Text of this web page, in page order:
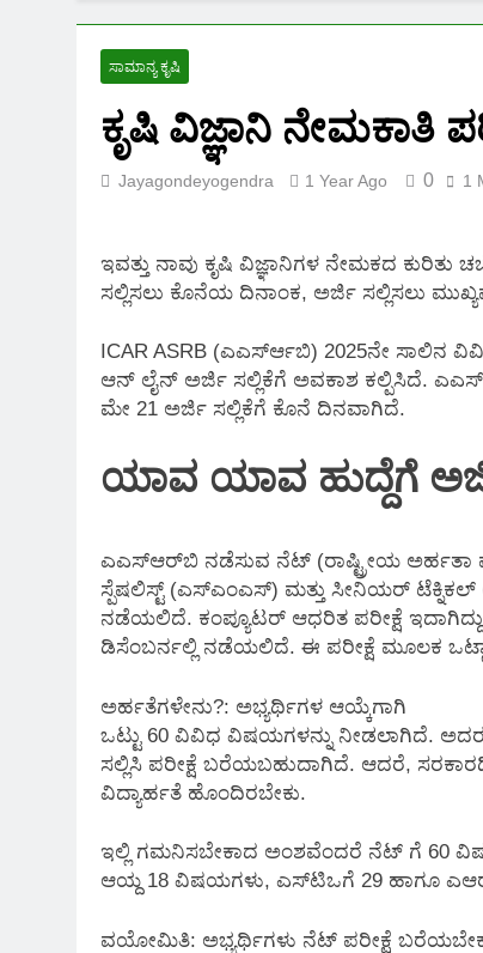
ಜಾತಿ,
2
ಸಾಮಾನ್ಯ ಕೃಷಿ
ಕೃಷಿ ವಿಜ್ಞಾನಿ ನೇಮಕಾತಿ
Jayagondeyogendra 1 Year Ago 0 1
ಇವತ್ತು ನಾವು ಕೃಷಿ ವಿಜ್ಞಾನಿಗಳ ನೇಮಕದ
ಸಲ್ಲಿಸಲು ಕೊನೆಯ ದಿನಾಂಕ, ಅರ್ಜಿ ಸಲ್ಲಿಸಲು
ICAR ASRB (ಎಎಸ್‌ರ್ಆಬಿ) 2025ನೇ ಸಾಲಿನ
ಆನ್‌ ಲೈನ್ ಅರ್ಜಿ ಸಲ್ಲಿಕೆಗೆ ಅವಕಾಶ ಕಲ್ಪಿಸಿದೆ.
ಮೇ 21 ಅರ್ಜಿ ಸಲ್ಲಿಕೆಗೆ ಕೊನೆ ದಿನವಾಗಿದೆ.
ಯಾವ ಯಾವ ಹುದ್ದೆಗೆ
ಎಎಸ್ಆರ್‌ಬಿ ನಡೆಸುವ ನೆಟ್ (ರಾಷ್ಟ್ರೀಯ ಅರ್ಹತಾ
ಸ್ಪೆಷಲಿಸ್ಟ್ (ಎಸ್ಎಂಎಸ್) ಮತ್ತು ಸೀನಿಯರ್ ಟೆಕ್ನಿಕಲ್
ನಡೆಯಲಿದೆ. ಕಂಪ್ಯೂಟರ್ ಆಧರಿತ ಪರೀಕ್ಷೆ
ಡಿಸೆಂಬ‌ರ್ನಲ್ಲಿ ನಡೆಯಲಿದೆ. ಈ ಪರೀಕ್ಷೆ ಮೂಲಕ
ಅರ್ಹತೆಗಳೇನು?: ಅಭ್ಯರ್ಥಿಗಳ ಆಯ್ಕೆಗಾಗಿ
ಒಟ್ಟು 60 ವಿವಿಧ ವಿಷಯಗಳನ್ನು ನೀಡಲಾಗಿದೆ.
ಸಲ್ಲಿಸಿ ಪರೀಕ್ಷೆ ಬರೆಯಬಹುದಾಗಿದೆ. ಆದರೆ,
ವಿದ್ಯಾರ್ಹತೆ ಹೊಂದಿರಬೇಕು.
ಇಲ್ಲಿ ಗಮನಿಸಬೇಕಾದ ಅಂಶವೆಂದರೆ ನೆಟ್ ಗೆ 60
ಆಯ್ದ 18 ವಿಷಯಗಳು, ಎಸ್‌ಟಿಒಗೆ 29 ಹಾಗೂ
ವಯೋಮಿತಿ: ಅಭ್ಯರ್ಥಿಗಳು ನೆಟ್ ಪರೀಕ್ಷೆ